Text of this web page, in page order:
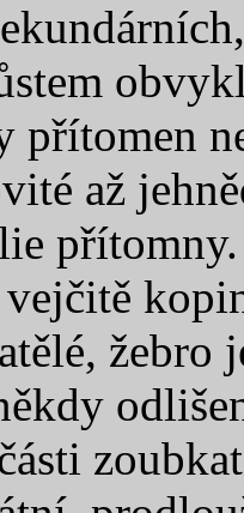
přítomen
až
přítomny.